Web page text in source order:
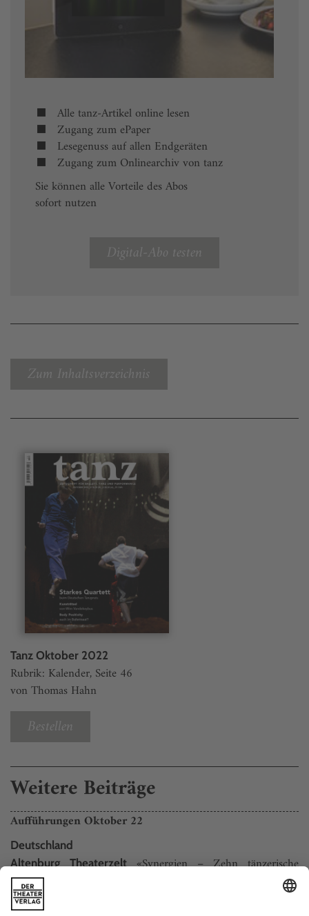
Alle tanz-Artikel online lesen
Zugang zum ePaper
Lesegenuss auf allen Endgeräten
Zugang zum Onlinearchiv von tanz
Sie können alle Vorteile des Abos
sofort nutzen
Digital-Abo testen
Zum Inhaltsverzeichnis
Tanz Oktober 2022
Rubrik: Kalender, Seite 46
von Thomas Hahn
Bestellen
Weitere Beiträge
Aufführungen Oktober 22
Deutschland
Altenburg Theaterzelt«Synergien – Zehn tänzerische
Reflexionen». 3., 16. Okt., 6. Jan.
www.theater-altenburg-gera.de